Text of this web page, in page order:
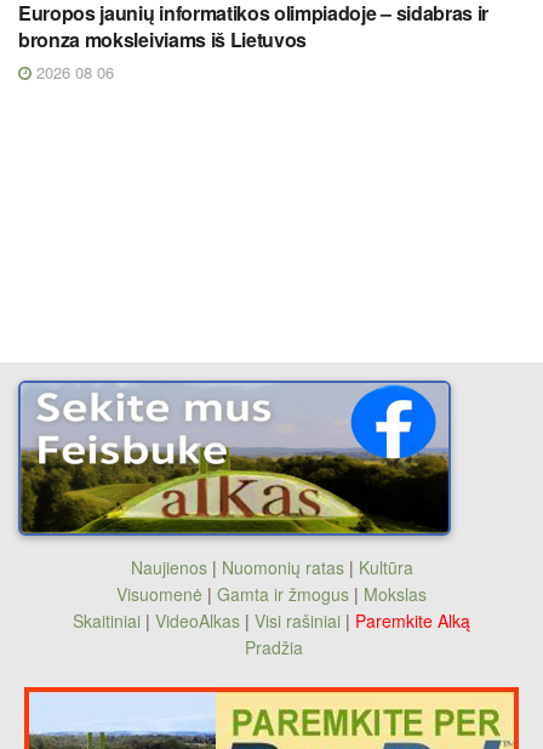
Europos jaunių informatikos olimpiadoje – sidabras ir
bronza moksleiviams iš Lietuvos
2026 08 06
Naujienos| Nuomonių ratas| Kultūra
Visuomenė | Gamta ir žmogus | Mokslas
Skaitiniai | VideoAlkas | Visi rašiniai | Paremkite Alką
Pradžia